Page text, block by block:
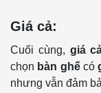
Giá cả:
Cuối cùng, giá
chọn bàn ghếcó
nhưng vẫn đảm